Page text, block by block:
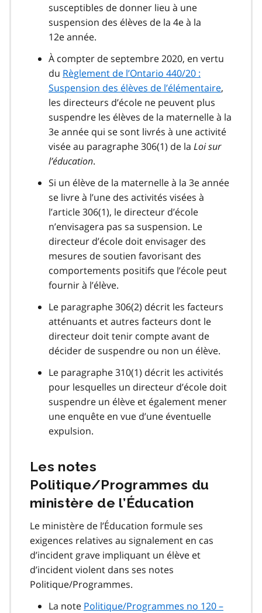
susceptibles de donner lieu à une
suspension des élèves de la 4e à la
12e année.
À compter de septembre 2020, en vertu
du Règlement de l’Ontario 440/20 :
Suspension des élèves de l’élémentaire,
les directeurs d’école ne peuvent plus
suspendre les élèves de la maternelle à la
3e année qui se sont livrés à une activité
visée au paragraphe 306(1) de la Loi sur
l’éducation.
Si un élève de la maternelle à la 3e année
se livre à l’une des activités visées à
l’article 306(1), le directeur d’école
n’envisagera pas sa suspension. Le
directeur d’école doit envisager des
mesures de soutien favorisant des
comportements positifs que l’école peut
fournir à l’élève.
Le paragraphe 306(2) décrit les facteurs
atténuants et autres facteurs dont le
directeur doit tenir compte avant de
décider de suspendre ou non un élève.
Le paragraphe 310(1) décrit les activités
pour lesquelles un directeur d’école doit
suspendre un élève et également mener
une enquête en vue d’une éventuelle
expulsion.
Les notes
Politique/Programmes du
ministère de l’Éducation
Le ministère de l’Éducation formule ses
exigences relatives au signalement en cas
d’incident grave impliquant un élève et
d’incident violent dans ses notes
Politique/Programmes.
La note Politique/Programmes no 120 –